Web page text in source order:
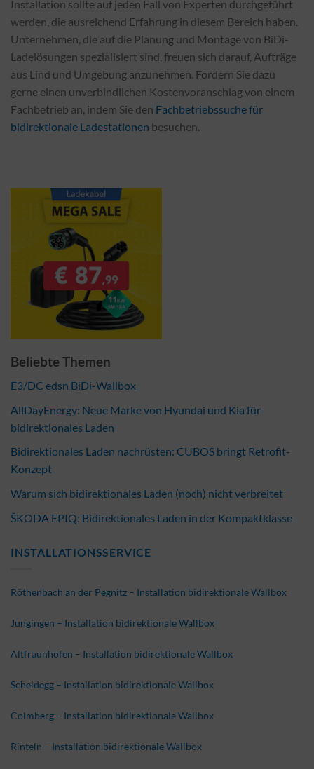
Installation sollte auf jeden Fall von Experten durchgeführt
werden, die ausreichend Erfahrung in diesem Bereich haben.
Unternehmen, die auf die Planung und Montage von BiDi-
Ladelösungen spezialisiert sind, freuen sich darauf, Aufträge
aus Lind und Umgebung anzunehmen. Fordern Sie dazu
gerne einen unverbindlichen Kostenvoranschlag von einem
Fachbetrieb an, indem Sie den Fachbetriebssuche für
bidirektionale Ladestationen besuchen.
Beliebte Themen
E3/DC edsn BiDi-Wallbox
AllDayEnergy: Neue Marke von Hyundai und Kia für
bidirektionales Laden
Bidirektionales Laden nachrüsten: CUBOS bringt Retrofit-
Konzept
Warum sich bidirektionales Laden (noch) nicht verbreitet
ŠKODA EPIQ: Bidirektionales Laden in der Kompaktklasse
INSTALLATIONSSERVICE
Röthenbach an der Pegnitz – Installation bidirektionale Wallbox
Jungingen – Installation bidirektionale Wallbox
Altfraunhofen – Installation bidirektionale Wallbox
Scheidegg – Installation bidirektionale Wallbox
Colmberg – Installation bidirektionale Wallbox
Rinteln – Installation bidirektionale Wallbox